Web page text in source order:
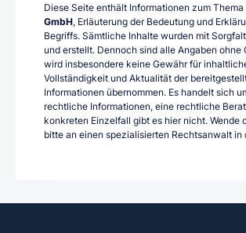
Diese Seite enthält Informationen zum Thema
GmbH, Erläuterung der Bedeutung und
Begriffs. Sämtliche Inhalte wurden mit
und erstellt. Dennoch sind alle Angaben ohne
wird insbesondere keine Gewähr für
Vollständigkeit und Aktualität der
Informationen übernommen. Es handelt sich
rechtliche Informationen, eine rechtliche
konkreten Einzelfall gibt es hier nicht. Wende
bitte an einen spezialisierten Rechtsanwalt in